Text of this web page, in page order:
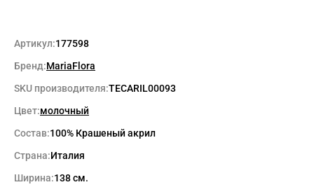
Артикул:177598
Бренд:MariaFlora
SKU производителя:TECARIL00093
Цвет:молочный
Состав:100% Крашеный акрил
Страна:Италия
Ширина:138 см.